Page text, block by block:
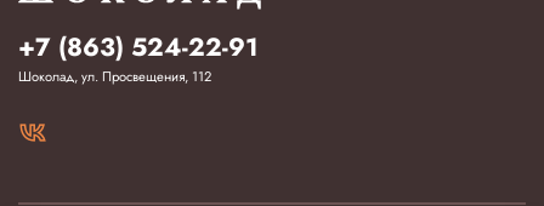
+7 (863) 524-22-91
Шоколад, ул. Просвещения, 112